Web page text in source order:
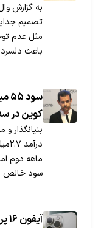
به گزارش
تصمیم
مثل عدم
باعث
کوین در سه
بنیانگذار
سود خالص